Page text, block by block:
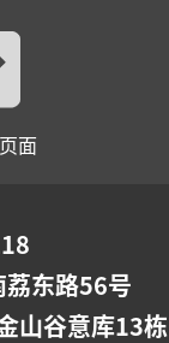
面
东路56号
山谷意库13栋